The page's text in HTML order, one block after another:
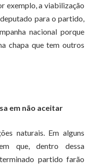
exemplo, a viabilização
para o partido,
nacional porque
chapa que tem outros
em não aceitar
naturais. Em alguns
que, dentro dessa
partido farão